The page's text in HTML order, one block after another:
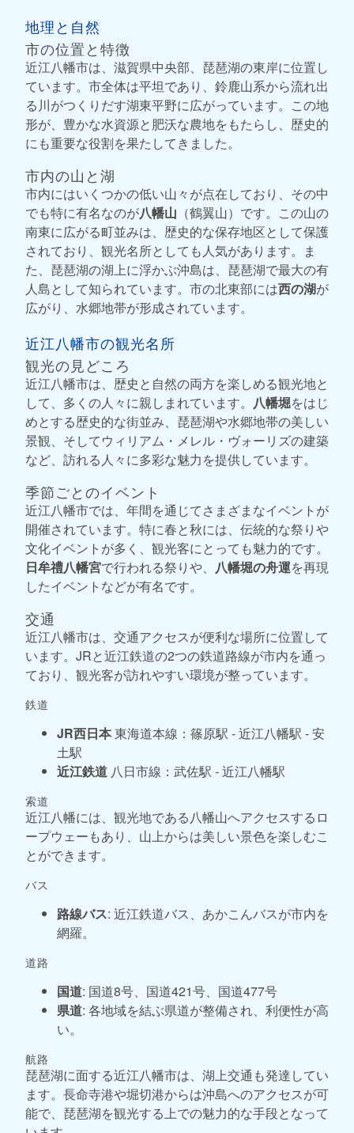
地理と自然
市の位置と特徴
近江八幡市は、滋賀県中央部、琵琶湖の東岸に位置し
ています。市全体は平坦であり、鈴鹿山系から流れ出
る川がつくりだす湖東平野に広がっています。この地
形が、豊かな水資源と肥沃な農地をもたらし、歴史的
にも重要な役割を果たしてきました。
市内の山と湖
市内にはいくつかの低い山々が点在しており、その中
でも特に有名なのが八幡山 （鶴翼山）です。この山の
南東に広がる町並みは、歴史的な保存地区として保護
されており、観光名所としても人気があります。ま
た、琵琶湖の湖上に浮かぶ沖島は、琵琶湖で最大の有
人島として知られています。市の北東部には西の湖が
広がり、水郷地帯が形成されています。
近江八幡市の観光名所
観光の見どころ
近江八幡市は、歴史と自然の両方を楽しめる観光地と
して、多くの人々に親しまれています。 八幡堀をはじ
めとする歴史的な街並み、琵琶湖や水郷地帯の美しい
景観、そしてウィリアム・メレル・ヴォーリズの建築
など、訪れる人々に多彩な魅力を提供しています。
季節ごとのイベント
近江八幡市では、年間を通じてさまざまなイベントが
開催されています。特に春と秋には、伝統的な祭りや
文化イベントが多く、観光客にとっても魅力的です。
日牟禮八幡宮で行われる祭りや、 八幡堀の舟運を再現
したイベントなどが有名です。
交通
近江八幡市は、交通アクセスが便利な場所に位置して
います。JRと近江鉄道の2つの鉄道路線が市内を通っ
ており、観光客が訪れやすい環境が整っています。
鉄道
JR西日本東海道本線：篠原駅 - 近江八幡駅 - 安
土駅
近江鉄道 八日市線：武佐駅 - 近江八幡駅
索道
近江八幡には、観光地である八幡山へアクセスするロ
ープウェーもあり、山上からは美しい景色を楽しむこ
とができます。
バス
路線バス: 近江鉄道バス、あかこんバスが市内を
網羅。
道路
国道: 国道8号、国道421号、国道477号
県道: 各地域を結ぶ県道が整備され、利便性が高
い。
航路
琵琶湖に面する近江八幡市は、湖上交通も発達してい
ます。長命寺港や堀切港からは沖島へのアクセスが可
能で、琵琶湖を観光する上での魅力的な手段となって